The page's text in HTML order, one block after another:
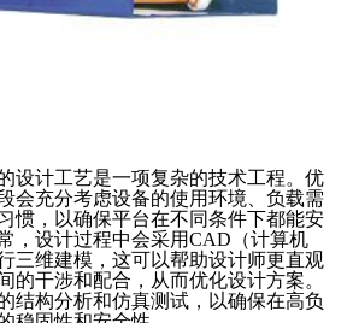
设计工艺是一项复杂的技术工程。优
会充分考虑设备的使用环境、负载需
惯，以确保平台在不同条件下都能安
，设计过程中会采用CAD（计算机
三维建模，这可以帮助设计师更直观
的干涉和配合，从而优化设计方案。
结构分析和仿真测试，以确保在高负